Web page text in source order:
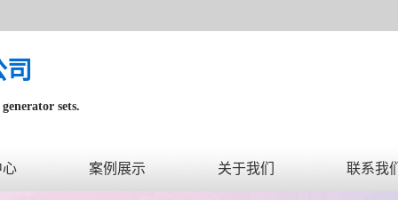
sets.
案例展示 关于我们 联系我